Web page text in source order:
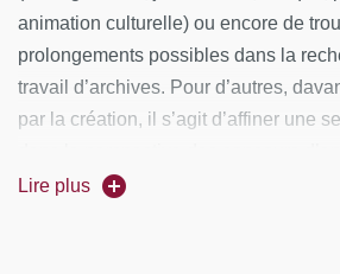
animation culturelle) ou encore de
prolongements possibles dans la
travail d’archives. Pour d’autres,
par la création, il s’agit d’affiner une
de cinéma.
Lire plus